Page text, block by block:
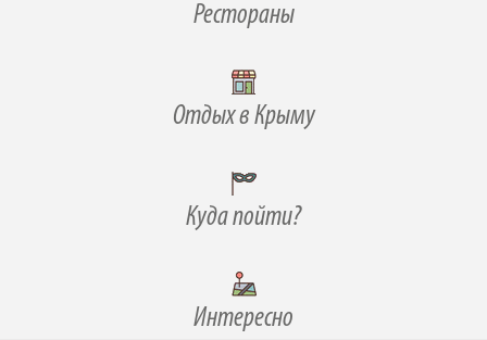
Рестораны
Отдых в Крыму
Куда пойти?
Интересно